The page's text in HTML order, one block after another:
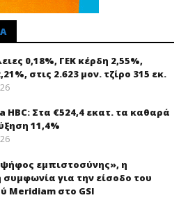
0,18%, ΓΕΚ κέρδη 2,55%,
στις 2.623 μον. τζίρο 315 εκ.
HBC: Στα €524,4 εκατ. τα καθαρά
11,4%
εμπιστοσύνης», η
συμφωνία για την είσοδο του
Meridiam στο GSI